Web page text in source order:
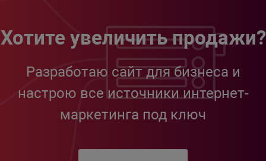
Хотите увеличить продажи?
Разработаю сайт для бизнеса и
настрою все источники интернет-
маркетинга под ключ